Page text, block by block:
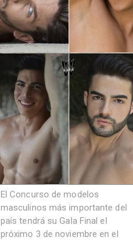
El Concurso de modelos
masculinos más importante del
país tendrá su Gala Final el
próximo 3 de noviembre en el